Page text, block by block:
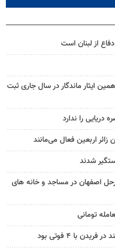
از لبنان است
ایثار ماندگار در سال جاری ثبت
را ندارد
اربعین فعال می‌مانند
اصفهان در مساجد و خانه های
تومانی
با ۴ فوتی بود